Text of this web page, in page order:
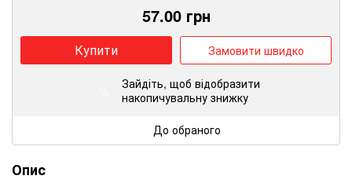
57.00грн
Купити Замовити швидко
Зайдіть, щоб відобразити
накопичувальну знижку
До обраного
Опис